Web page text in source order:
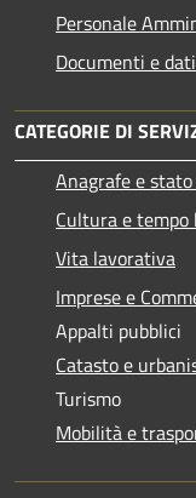
Personale
Documenti e dati
CATEGORIE DI
Anagrafe e
Cultura e tempo
Vita lavorativa
Imprese e
Appalti pubblici
Catasto e
Turismo
Mobilità e